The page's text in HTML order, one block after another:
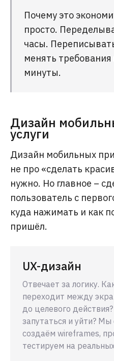
Почему это
просто.
часы.
менять требования
минуты.
Дизайн
услуги
Дизайн мобильных
не про «сделать
нужно. Но главное –
пользователь с
куда нажимать и как
пришёл.
UX-дизайн
Отвечает за логику.
переходит между
до целевого
запутаться и уйти?
создаём wireframes,
тестируем на